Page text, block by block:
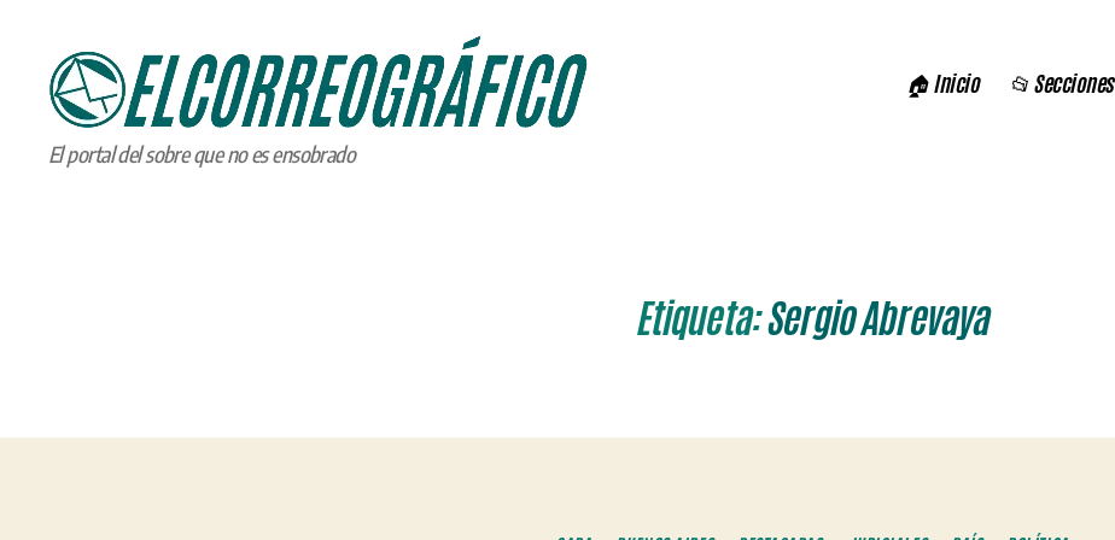
ELCORREOGRÁFICO
El portal del sobre que no es ensobrado
🏠 Inicio 📂 Secciones
Etiqueta:Sergio Abrevaya
Categorías